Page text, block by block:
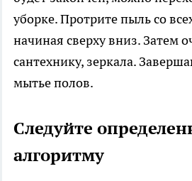
уборке. Протрите пыль со
начиная сверху вниз. Затем
сантехнику, зеркала.
мытье полов.
Следуйте
алгоритму